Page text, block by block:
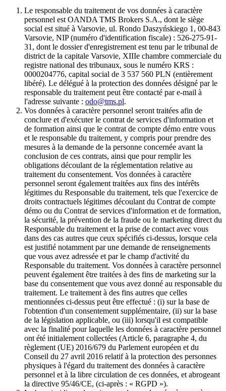
Le responsable du traitement de vos données à caractère
personnel est OANDA TMS Brokers S.A., dont le siège
social est situé à Varsovie, ul. Rondo Daszyńskiego 1, 00-843
Varsovie, NIP (numéro d'identification fiscale) : 526-275-91-
31, dont le dossier d'enregistrement est tenu par le tribunal de
district de la capitale Varsovie, XIIIe chambre commerciale du
registre national des tribunaux, sous le numéro KRS :
0000204776, capital social de 3 537 560 PLN (entièrement
libéré). Le délégué à la protection des données désigné par le
responsable du traitement peut être contacté par e-mail à
l'adresse suivante : odo@tms.pl.
Vos données à caractère personnel seront traitées afin de
conclure et d'exécuter le contrat de services d'information et
de formation ainsi que le contrat de compte démo entre vous
et le responsable du traitement, y compris pour prendre des
mesures à la demande de la personne concernée avant la
conclusion de ces contrats, ainsi que pour remplir les
obligations découlant de la réglementation relative au
traitement du consentement. Vos données à caractère
personnel seront également traitées aux fins des intérêts
légitimes du Responsable du traitement, tels que l'exercice de
droits contractuels légitimes découlant du Contrat de compte
démo ou du Contrat de services d'information et de formation,
la sécurité, la prévention de la fraude ou le marketing direct du
Responsable du traitement et la prise de contact avec vous
dans des cas autres que ceux spécifiés ci-dessus, lorsque cela
est justifié notamment par une demande de renseignements
que vous avez adressée et par le champ d'activité du
Responsable du traitement. Vos données à caractère personnel
peuvent également être traitées à des fins de marketing sur la
base du consentement que vous avez donné au responsable du
traitement. Le traitement à des fins autres que celles
mentionnées ci-dessus peut être effectué : (i) sur la base de
l'obtention d'un consentement supplémentaire, (ii) sur la base
de la législation applicable, ou (iii) lorsqu'il est compatible
avec la finalité pour laquelle les données à caractère personnel
ont été initialement collectées (Article 6, paragraphe 4, du
règlement (UE) 2016/679 du Parlement européen et du
Conseil du 27 avril 2016 relatif à la protection des personnes
physiques à l'égard du traitement des données à caractère
personnel et à la libre circulation de ces données, et abrogeant
la directive 95/46/CE, (ci-après : « RGPD »).